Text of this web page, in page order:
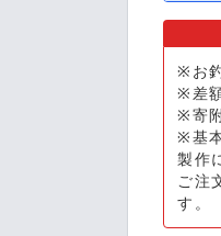
※お
※差
※寄
※基
製作
ご注
す。